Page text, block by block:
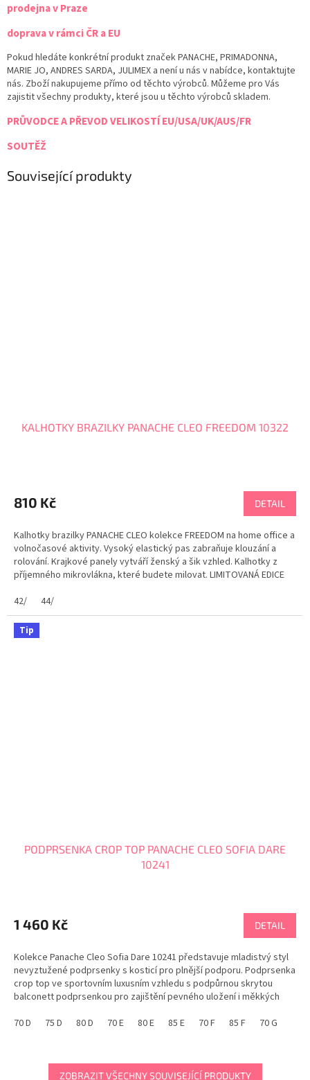
prodejna v Praze
doprava v rámci ČR a EU
Pokud hledáte konkrétní produkt značek PANACHE, PRIMADONNA,
MARIE JO, ANDRES SARDA, JULIMEX a není u nás v nabídce, kontaktujte
nás. Zboží nakupujeme přímo od těchto výrobců. Můžeme pro Vás
zajistit všechny produkty, které jsou u těchto výrobců skladem.
PRŮVODCE A PŘEVOD VELIKOSTÍ EU/USA/UK/AUS/FR
SOUTĚŽ
Související produkty
KALHOTKY BRAZILKY PANACHE CLEO FREEDOM 10322
810 Kč DETAIL
Kalhotky brazilky PANACHE CLEO kolekce FREEDOM na home office a
volnočasové aktivity. Vysoký elastický pas zabraňuje klouzání a
rolování. Krajkové panely vytváří ženský a šik vzhled. Kalhotky z
příjemného mikrovlákna, které budete milovat. LIMITOVANÁ EDICE
42/
44/
Tip
PODPRSENKA CROP TOP PANACHE CLEO SOFIA DARE
10241
produktu
je
z
5
hvězdiček.
1 460 Kč DETAIL
Kolekce Panache Cleo Sofia Dare 10241 představuje mladistvý styl
nevyztužené podprsenky s kosticí pro plnější podporu. Podprsenka
crop top ve sportovním luxusním vzhledu s podpůrnou skrytou
balconett podprsenkou pro zajištění pevného uložení i měkkých
70 D
75 D 80 D 70 E 80 E 85 E 70 F 85 F 70 G
ZOBRAZIT VŠECHNY SOUVISEJÍCÍ PRODUKTY